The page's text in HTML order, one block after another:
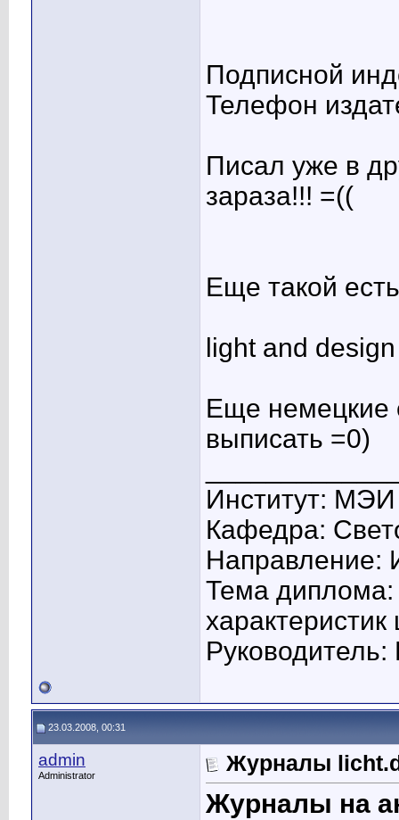
Подписной
Телефон
Писал уже в
зараза!!! =((
Еще такой
light and design
Еще немецкие
выписать =0)
Институт: МЭИ
Кафедра:
Направление:
Тема диплома:
23.03.2008, 00:31
admin
Administrator Журналы
Журналы на